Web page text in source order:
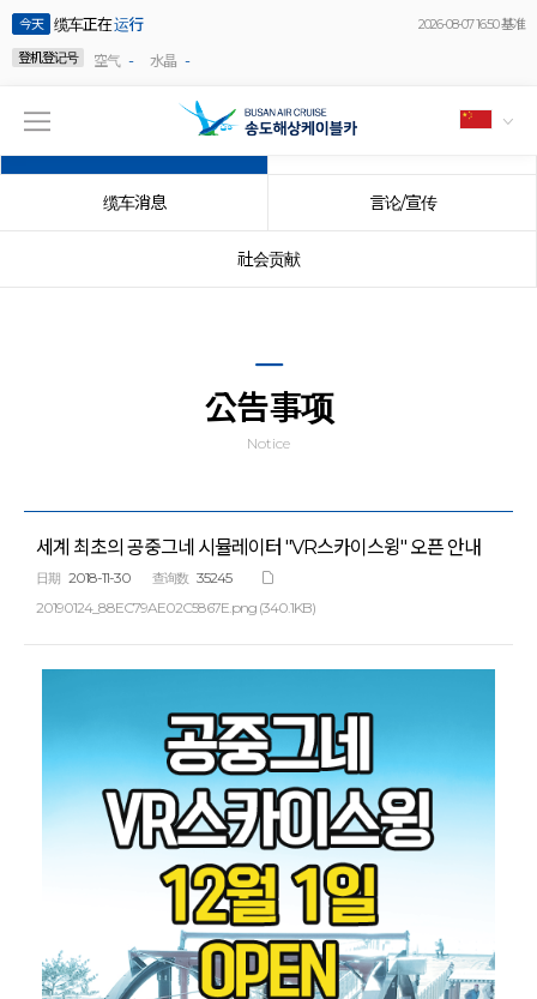
今天 缆车正在运行
2026-08-07 16:50 基准
登机登记号
空气 - 水晶 -
缆车消息 言论/宣传
社会贡献
公告事项
Notice
세계 최초의 공중그네 시뮬레이터 "VR스카이스윙" 오픈 안내
日期 2018-11-30 查询数
35245
20190124_88EC79AE02C5867E.png (340.1KB)